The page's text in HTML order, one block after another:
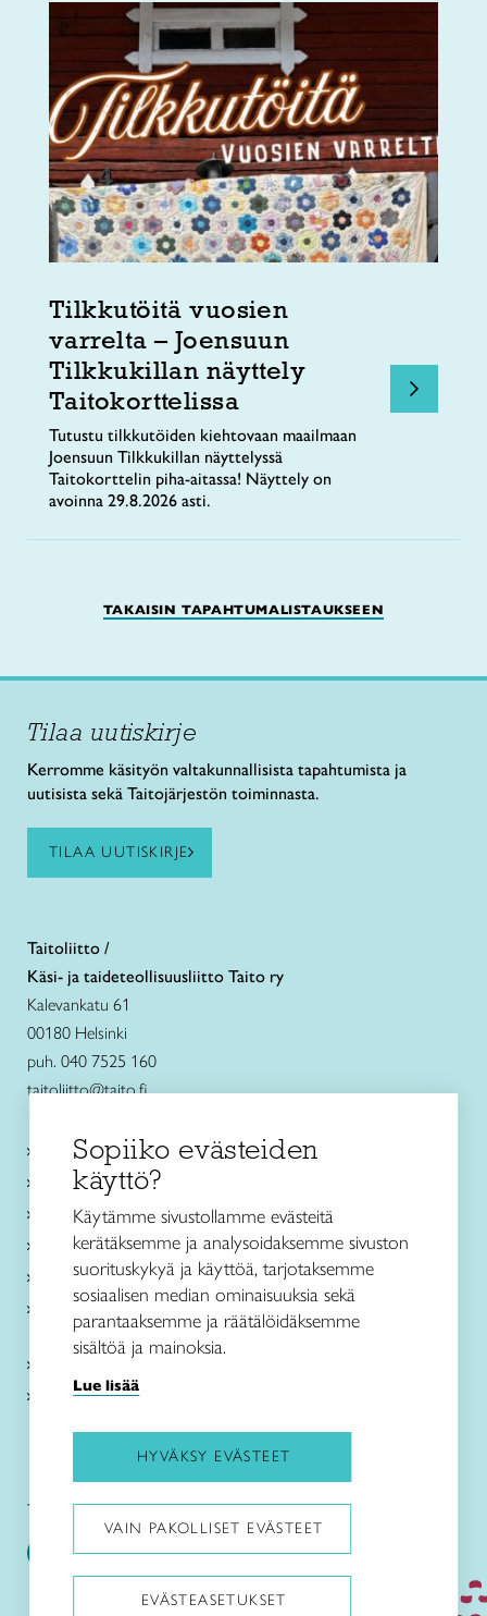
Tilkkutöitä vuosien
varrelta – Joensuun
Tilkkukillan näyttely
Taitokorttelissa
Tutustu tilkkutöiden kiehtovaan maailmaan
Joensuun Tilkkukillan näyttelyssä
Taitokorttelin piha-aitassa! Näyttely on
avoinna 29.8.2026 asti.
TAKAISIN TAPAHTUMALISTAUKSEEN
Tilaa uutiskirje
Kerromme käsityön valtakunnallisista tapahtumista ja
uutisista sekä Taitojärjestön toiminnasta.
TILAA UUTISKIRJE
Taitoliitto /
Käsi- ja taideteollisuusliitto Taito ry
Kalevankatu 61
00180 Helsinki
puh. 040 7525 160
taitoliitto@taito.fi
Käsityökurssit ja koulutus
Ajankohtaista
Käsityöohjeet
Me olemme Taito
Paikallinen toiminta
Verkkokaupat
Kirjaudu Arviin
Kirjaudu Taitocampukseen
Taitoliitto: Taito-lehti:
Sopiiko evästeiden
käyttö?
Käytämme sivustollamme evästeitä
kerätäksemme ja analysoidaksemme sivuston
suorituskykyä ja käyttöä, tarjotaksemme
sosiaalisen median ominaisuuksia sekä
parantaaksemme ja räätälöidäksemme
sisältöä ja mainoksia.
Lue lisää
HYVÄKSY EVÄSTEET
VAIN PAKOLLISET EVÄSTEET
EVÄSTEASETUKSET